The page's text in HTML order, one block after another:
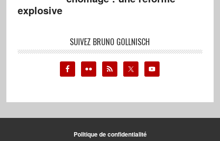
explosive
SUIVEZ BRUNO GOLLNISCH
Politique de confidentialité